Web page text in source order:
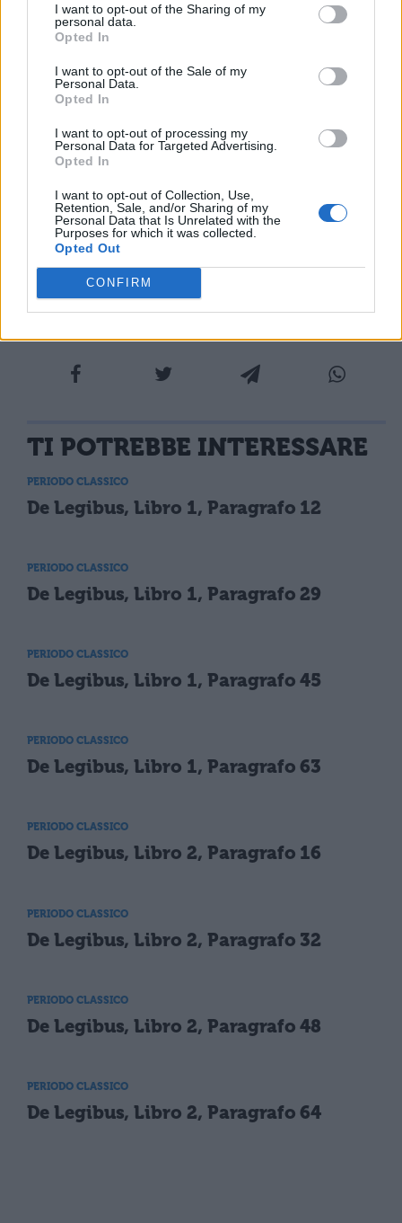
I want to opt-out of the Sharing of my
personal data.
Opted In
I want to opt-out of the Sale of my
Personal Data.
Opted In
I want to opt-out of processing my
Personal Data for Targeted Advertising.
Opted In
I want to opt-out of Collection, Use,
Retention, Sale, and/or Sharing of my
Personal Data that Is Unrelated with the
Purposes for which it was collected.
Opted Out
CONFIRM
dovrebbe mai servire di un lungo discorso,
- il che accade spessissimo per gli intrighi -
se non nel caso in cui per colpa del senato
sia utile far perdere un giorno senza l'
intervento propizio di un magistrato,
oppure quando l'argomento è di tale
importanza, che sia necessaria la facondia
dell'oratore per esortare o per dimostrare;
ed in ambedue questi generi è grande il
nostro Catone.
TI POTREBBE INTERESSARE
PERIODO CLASSICO
De Legibus, Libro 1, Paragrafo 12
PERIODO CLASSICO
De Legibus, Libro 1, Paragrafo 29
PERIODO CLASSICO
De Legibus, Libro 1, Paragrafo 45
PERIODO CLASSICO
De Legibus, Libro 1, Paragrafo 63
PERIODO CLASSICO
De Legibus, Libro 2, Paragrafo 16
PERIODO CLASSICO
De Legibus, Libro 2, Paragrafo 32
PERIODO CLASSICO
De Legibus, Libro 2, Paragrafo 48
PERIODO CLASSICO
De Legibus, Libro 2, Paragrafo 64